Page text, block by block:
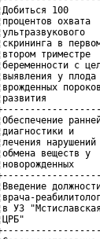
100
в
у
УЗ